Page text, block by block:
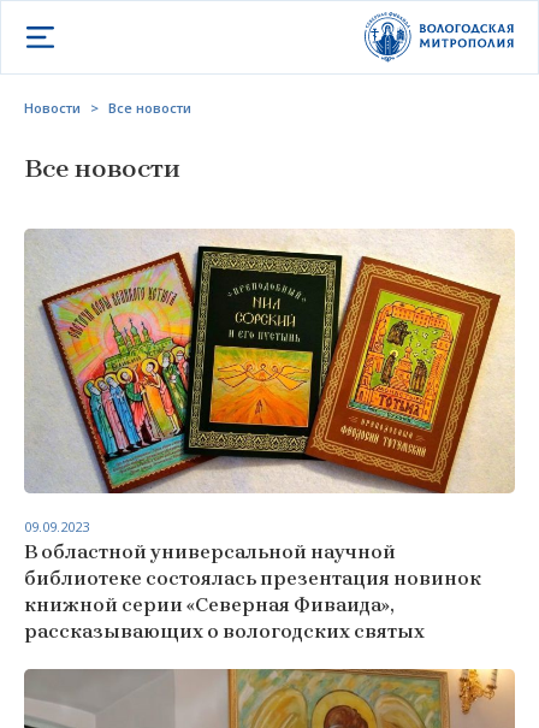
Открыть меню
Новости > Все новости
Все новости
В областной универсальной научной
библиотеке состоялась презентация новинок
книжной серии «Северная Фиваида»,
рассказывающих о вологодских святых
09.09.2023